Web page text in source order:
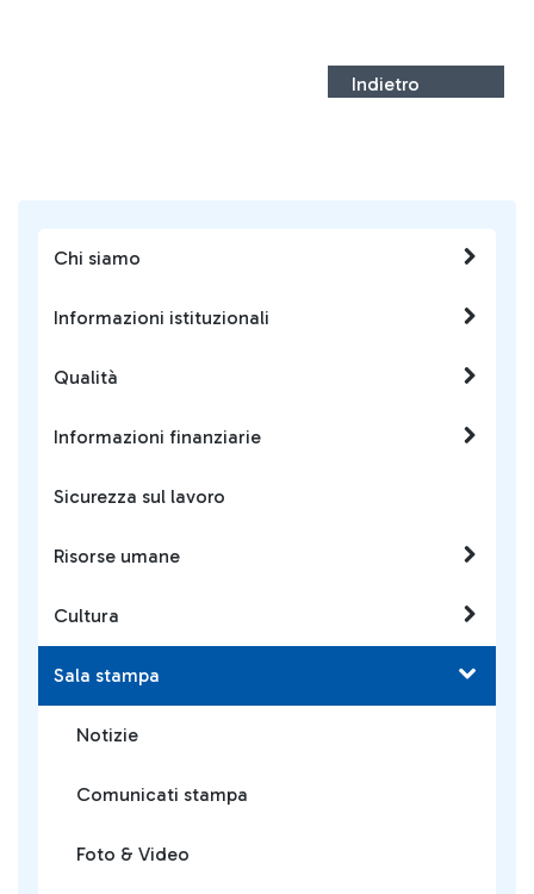
Chi siamo
Informazioni istituzionali
Qualità
Informazioni finanziarie
Sicurezza sul lavoro
Risorse umane
Cultura
Sala stampa
Notizie
Comunicati stampa
Foto & Video
Indietro